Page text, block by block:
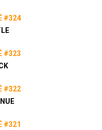
#324
#323
#322
#321